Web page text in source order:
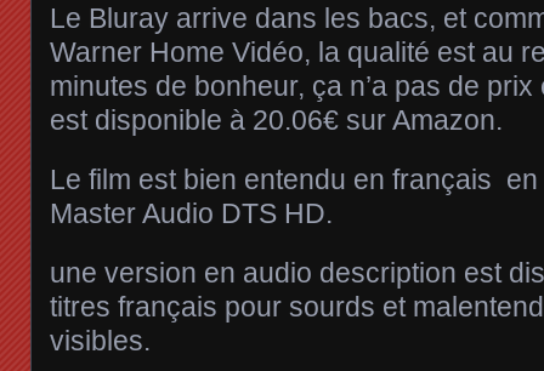
Le Bluray arrive dans les bacs, et
Warner Home Vidéo, la qualité est au
minutes de bonheur, ça n’a pas de
est disponible à 20.06€ sur Amazon.
Le film est bien entendu en français
Master Audio DTS HD.
une version en audio description est
titres français pour sourds et
visibles.